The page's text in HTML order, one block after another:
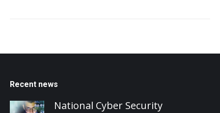
Recent news
National Cyber Security